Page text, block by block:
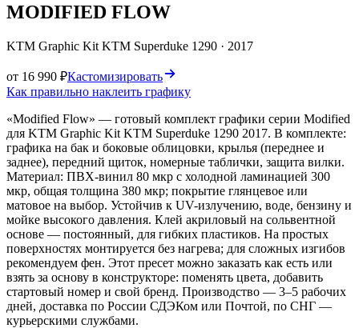
MODIFIED FLOW
KTM Graphic Kit KTM Superduke 1290 · 2017
от 16 990 ₽Кастомизировать
Как правильно наклеить графику
«Modified Flow» — готовый комплект графики серии Modified
для KTM Graphic Kit KTM Superduke 1290 2017. В комплекте:
графика на бак и боковые облицовки, крылья (переднее и
заднее), передний щиток, номерные таблички, защита вилки.
Материал: ПВХ-винил 80 мкр с холодной ламинацией 300
мкр, общая толщина 380 мкр; покрытие глянцевое или
матовое на выбор. Устойчив к UV-излучению, воде, бензину и
мойке высокого давления. Клей акриловый на сольвентной
основе — постоянный, для гибких пластиков. На простых
поверхностях монтируется без нагрева; для сложных изгибов
рекомендуем фен. Этот пресет можно заказать как есть или
взять за основу в конструкторе: поменять цвета, добавить
стартовый номер и свой бренд. Производство — 3–5 рабочих
дней, доставка по России СДЭКом или Почтой, по СНГ —
курьерскими службами.